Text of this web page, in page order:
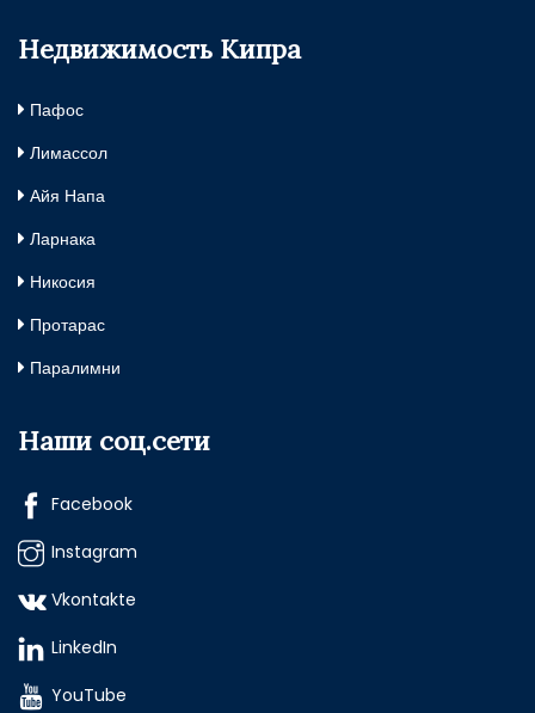
Недвижимость Кипра
Пафос
Лимассол
Айя Напа
Ларнака
Никосия
Протарас
Паралимни
Наши соц.сети
Facebook
Instagram
Vkontakte
LinkedIn
YouTube